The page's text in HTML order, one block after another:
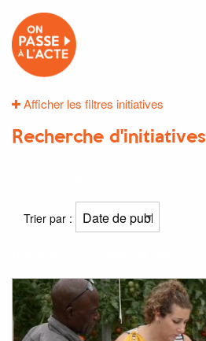
Afficher les filtres initiatives
Recherche d'initiatives
Trier par :